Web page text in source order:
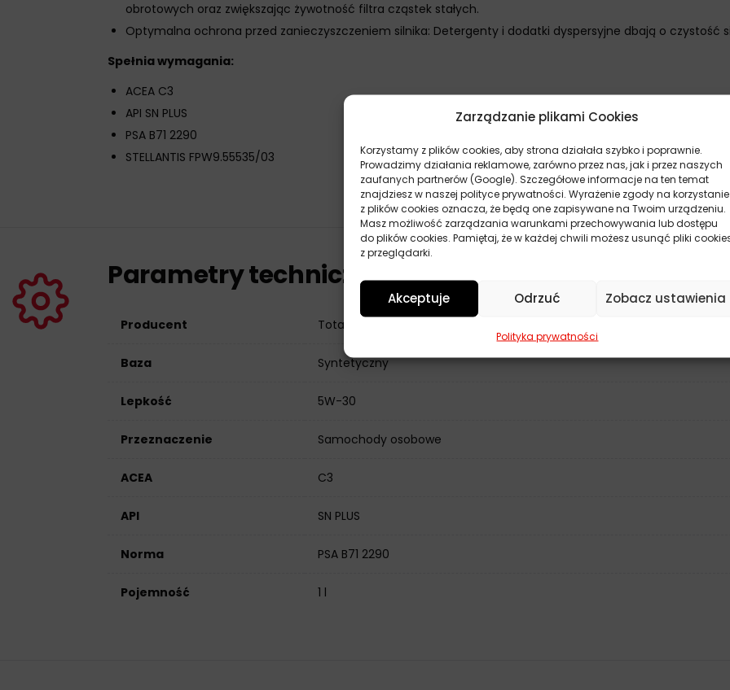
Zarządzanie plikami Cookies
Korzystamy z plików cookies, aby strona działała szybko i poprawnie.
Prowadzimy działania reklamowe, zarówno przez nas, jak i przez naszych
zaufanych partnerów (Google). Szczegółowe informacje na ten temat
znajdziesz w naszej polityce prywatności. Wyrażenie zgody na korzystanie
z plików cookies oznacza, że będą one zapisywane na Twoim urządzeniu.
Masz możliwość zarządzania warunkami przechowywania lub dostępu
do plików cookies. Pamiętaj, że w każdej chwili możesz usunąć pliki
z przeglądarki.
Akceptuje Odrzuć Zobacz ustawienia
Polityka prywatności
obrotowych oraz zwiększając żywotność filtra cząstek stałych.
Optymalna ochrona przed zanieczyszczeniem silnika: Detergenty i dodatki dyspersyjne dbają o czystość
Spełnia wymagania:
ACEA C3
API SN PLUS
PSA B71 2290
STELLANTIS FPW9.55535/03
Parametry techniczne
Producent Total
Baza Syntetyczny
Lepkość 5W-30
Przeznaczenie Samochody osobowe
ACEA C3
API SN PLUS
Norma PSA B71 2290
Pojemność 1 l